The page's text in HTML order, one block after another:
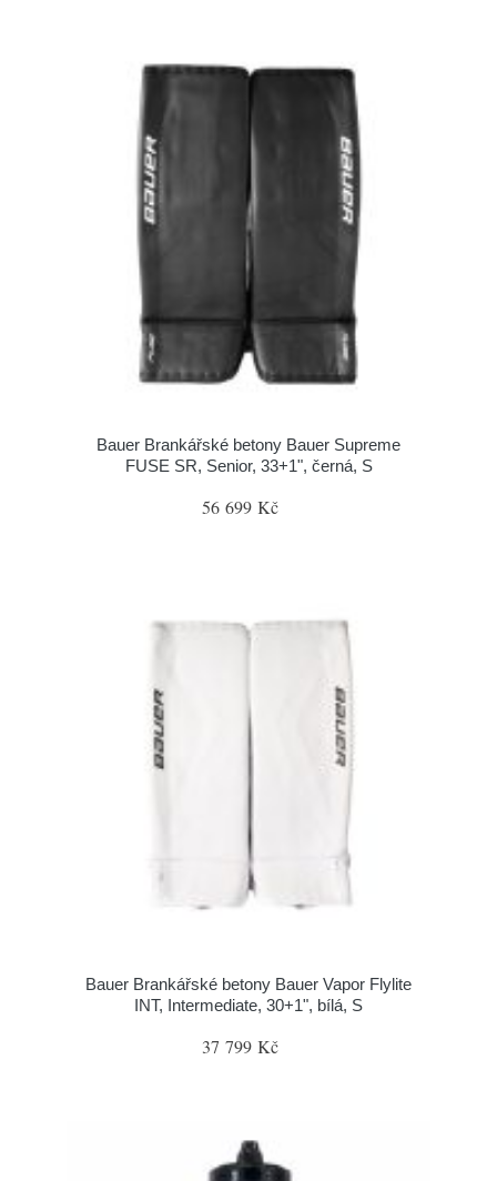
Bauer Brankářské betony Bauer Supreme
FUSE SR, Senior, 33+1", černá, S
56 699 Kč
Bauer Brankářské betony Bauer Vapor Flylite
INT, Intermediate, 30+1", bílá, S
37 799 Kč